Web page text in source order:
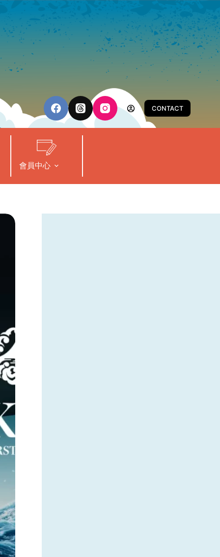
CONTACT
會員中心